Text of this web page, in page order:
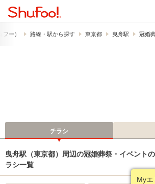
ー） 路線・駅から探す 東京都 曳舟駅 冠婚
チラシ
曳舟駅（東京都）周辺の冠婚葬祭・イベント
ラシ一覧
My